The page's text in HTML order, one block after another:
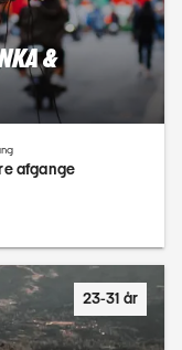
&
afgange
23-31 år